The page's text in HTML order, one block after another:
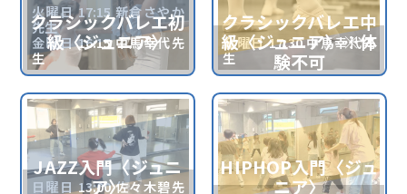
クラシックバレエ初
級〈ジュニア〉
火曜日 17:15 新倉さやか
先生
金曜日 16:15 中馬幸代先
生
クラシックバレエ中
級〈ジュニア〉※体
験不可
金曜日 17:30 中馬幸代先
生
JAZZ入門〈ジュニ
ア〉
日曜日 13:00 佐々木碧先
HIPHOP入門〈ジュ
ニア〉